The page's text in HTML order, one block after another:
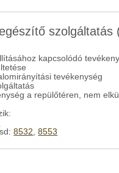
szolgáltatás
kapcsolódó
tevékenység
a repülőtéren, nem
8532,8553